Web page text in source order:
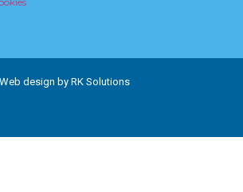
Web design by RK Solutions